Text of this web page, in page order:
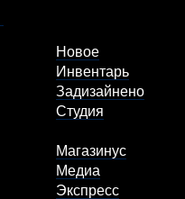
Новое
Инвентарь
Задизайнено
Студия
Магазинус
Медиа
Экспресс